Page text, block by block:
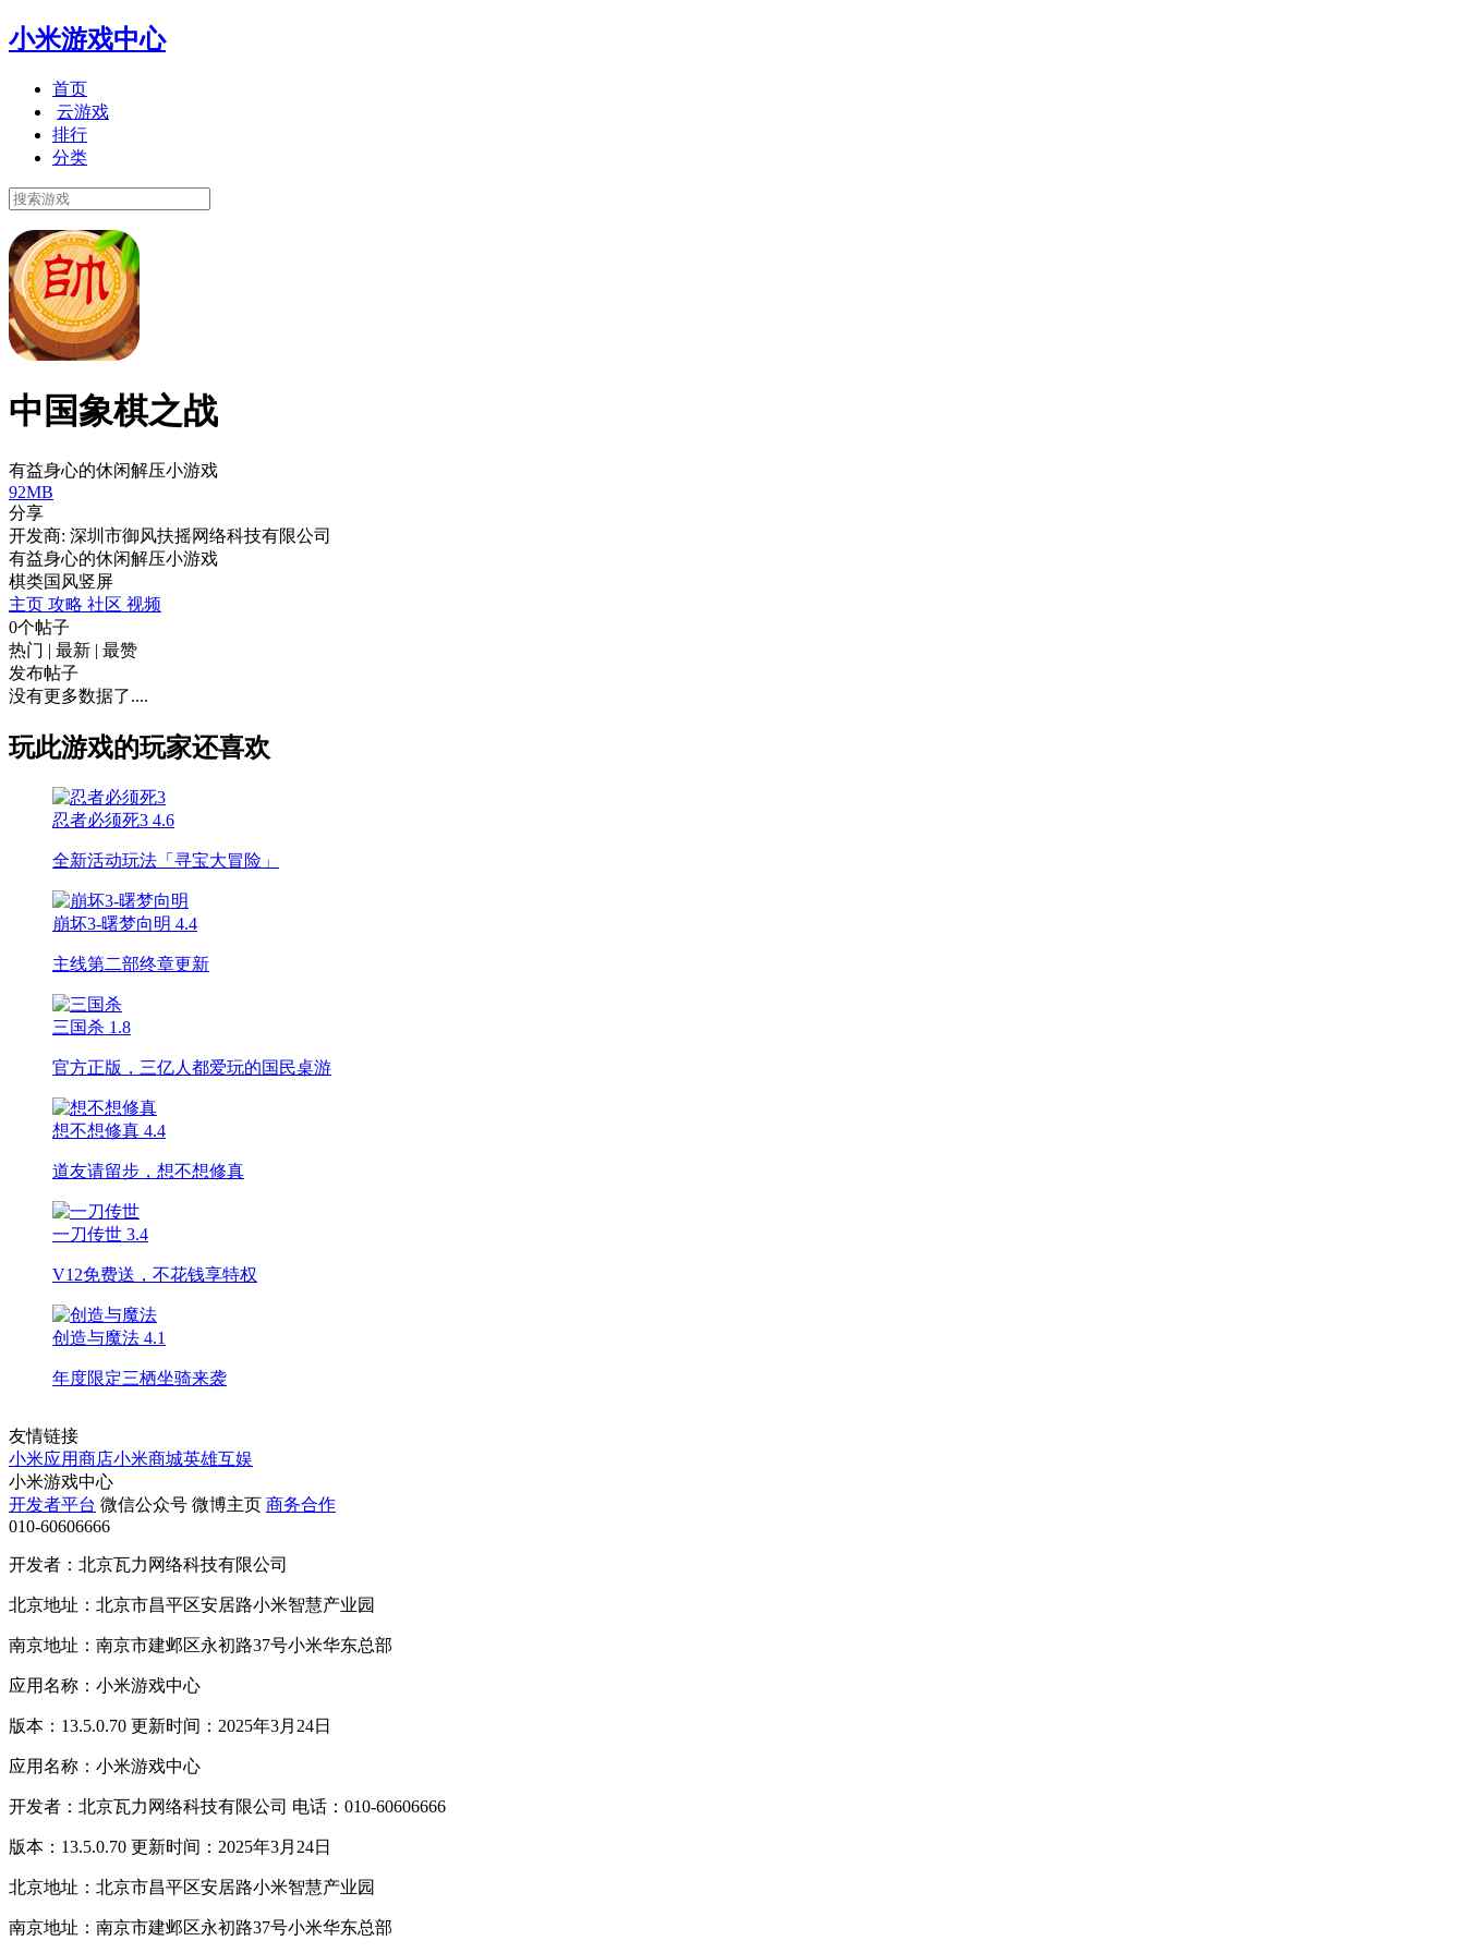
小米游戏中心
首页
云游戏
排行
分类
中国象棋之战
有益身心的休闲解压小游戏
92MB
分享
开发商: 深圳市御风扶摇网络科技有限公司
有益身心的休闲解压小游戏
棋类国风竖屏
主页 攻略 社区 视频
0个帖子
热门 | 最新 | 最赞
发布帖子
没有更多数据了....
玩此游戏的玩家还喜欢
忍者必须死3 4.6
全新活动玩法「寻宝大冒险」
崩坏3-曙梦向明 4.4
主线第二部终章更新
三国杀 1.8
官方正版，三亿人都爱玩的国民桌游
想不想修真 4.4
道友请留步，想不想修真
一刀传世 3.4
V12免费送，不花钱享特权
创造与魔法 4.1
年度限定三栖坐骑来袭
友情链接
小米应用商店小米商城英雄互娱
小米游戏中心
开发者平台 微信公众号 微博主页 商务合作
010-60606666
开发者：北京瓦力网络科技有限公司
北京地址：北京市昌平区安居路小米智慧产业园
南京地址：南京市建邺区永初路37号小米华东总部
应用名称：小米游戏中心
版本：13.5.0.70 更新时间：2025年3月24日
应用名称：小米游戏中心
开发者：北京瓦力网络科技有限公司 电话：010-60606666
版本：13.5.0.70 更新时间：2025年3月24日
北京地址：北京市昌平区安居路小米智慧产业园
南京地址：南京市建邺区永初路37号小米华东总部